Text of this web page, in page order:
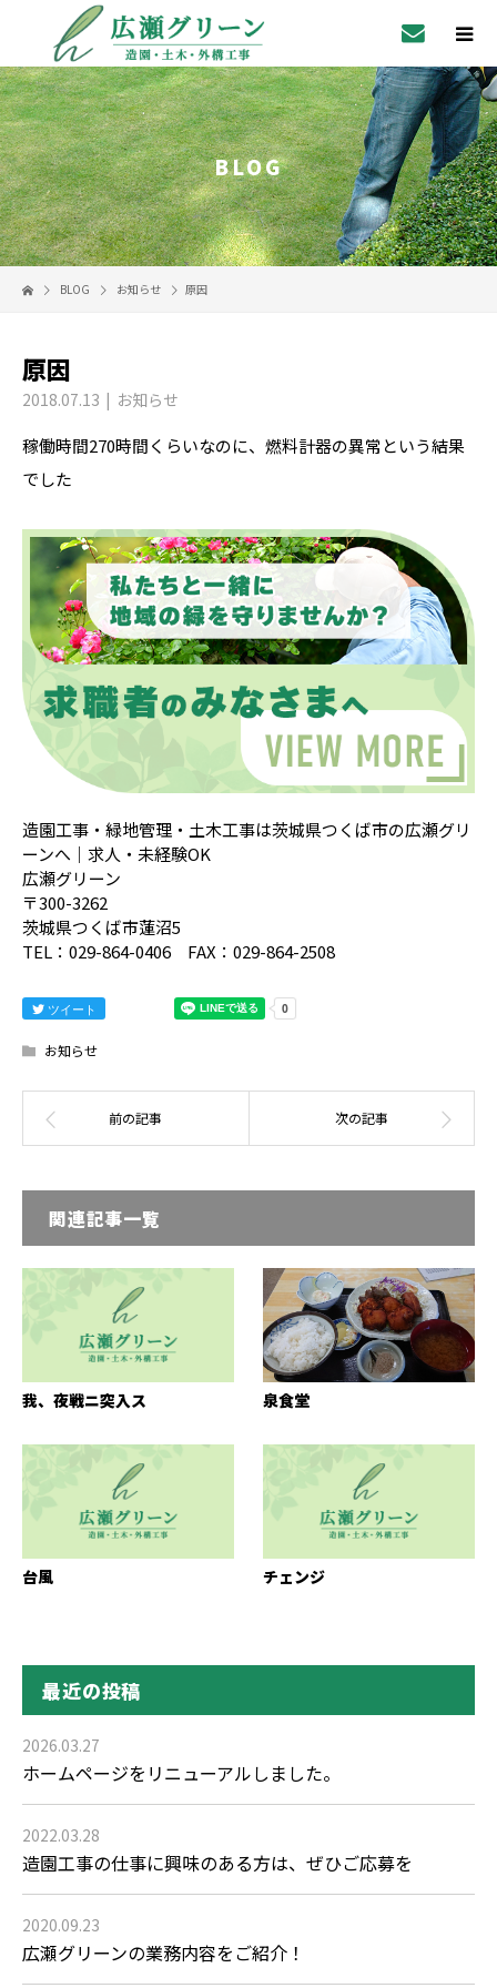
BLOG
BLOG お知らせ 原因
原因
2018.07.13 お知らせ
稼働時間270時間くらいなのに、燃料計器の異常という結果
でした
造園工事・緑地管理・土木工事は茨城県つくば市の広瀬グリ
ーンへ｜求人・未経験OK
広瀬グリーン
〒300-3262
茨城県つくば市蓮沼5
TEL：029-864-0406 FAX：029-864-2508
ツイート
お知らせ
関連記事一覧
我、夜戦ニ突入ス 泉食堂
台風 チェンジ
最近の投稿
2026.03.27
ホームページをリニューアルしました。
2022.03.28
造園工事の仕事に興味のある方は、ぜひご応募を
2020.09.23
広瀬グリーンの業務内容をご紹介！